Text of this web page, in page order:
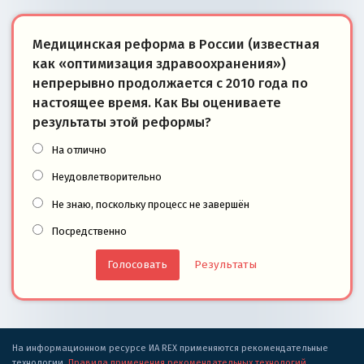
Медицинская реформа в России (известная
как «оптимизация здравоохранения»)
непрерывно продолжается с 2010 года по
настоящее время. Как Вы оцениваете
результаты этой реформы?
На отлично
Неудовлетворительно
Не знаю, поскольку процесс не завершён
Посредственно
Результаты
На информационном ресурсе ИА REX применяются рекомендательные